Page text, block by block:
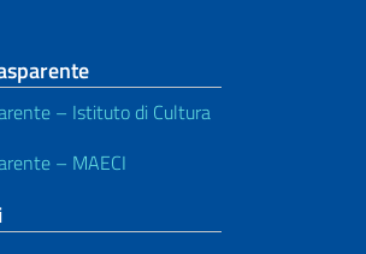
– Istituto di Cultura
– MAECI